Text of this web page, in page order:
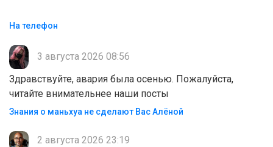
На телефон
3 августа 2026 08:56
Здравствуйте, авария была осенью. Пожалуйста,
читайте внимательнее наши посты
Знания о маньхуа не сделают Вас Алëной
2 августа 2026 23:19